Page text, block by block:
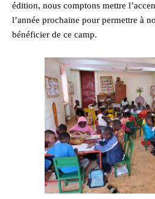
édition, nous comptons mettre
l’année prochaine pour permettre à
bénéficier de ce camp.